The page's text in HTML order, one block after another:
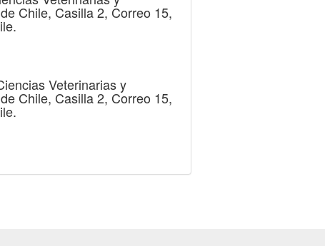
Chile, Casilla 2, Correo 15,
Veterinarias y
Chile, Casilla 2, Correo 15,